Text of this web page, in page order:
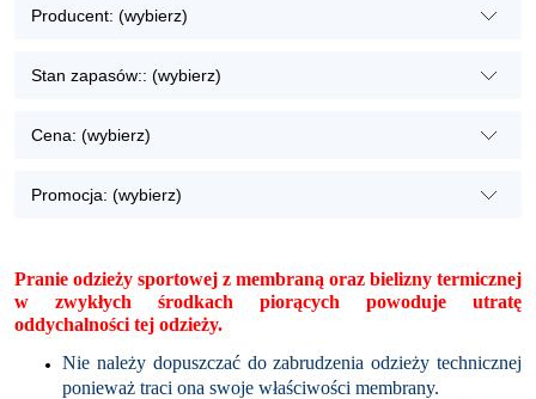
Producent: (wybierz)
Stan zapasów:: (wybierz)
Cena: (wybierz)
Promocja: (wybierz)
Pranie odzieży sportowej z membraną oraz bielizny termicznej
w zwykłych środkach piorących powoduje utratę
oddychalności tej odzieży.
Nie należy dopuszczać do zabrudzenia odzieży technicznej
ponieważ traci ona swoje właściwości membrany.